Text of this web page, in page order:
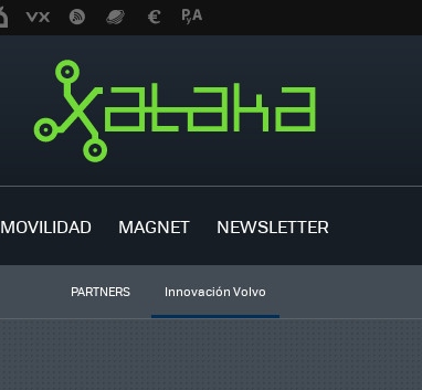
MOVILIDAD MAGNET NEWSLETTER
PARTNERS Innovación Volvo